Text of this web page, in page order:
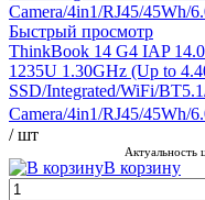
Быстрый просмотр
ThinkBook 14 G4 IAP
1235U 1.30GHz (Up to
SSD/Integrated/WiFi/
Camera/4in1/RJ45/45Wh/
/ шт
Актуальность
В корзину